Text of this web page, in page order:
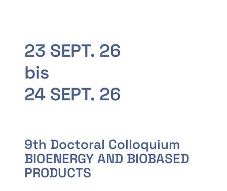
23 SEPT. 26
bis
24 SEPT. 26
9th Doctoral Colloquium
BIOENERGY AND BIOBASED
PRODUCTS